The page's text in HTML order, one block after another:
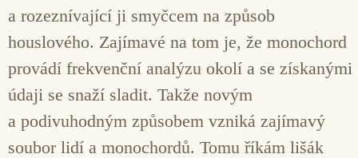
a rozeznívající ji smyčcem na způsob
houslového. Zajímavé na tom je, že monochord
provádí frekvenční analýzu okolí a se získanými
údaji se snaží sladit. Takže novým
a podivuhodným způsobem vzniká zajímavý
soubor lidí a monochordů. Tomu říkám lišák